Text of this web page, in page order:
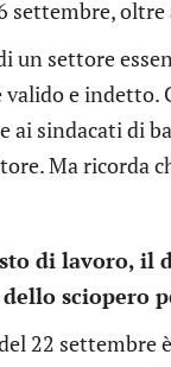
settembre,
un settore
valido e indetto.
ai sindacati di
Ma ricorda
di lavoro, il
sciopero
22